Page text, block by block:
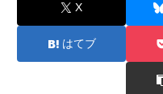
X
はてブ